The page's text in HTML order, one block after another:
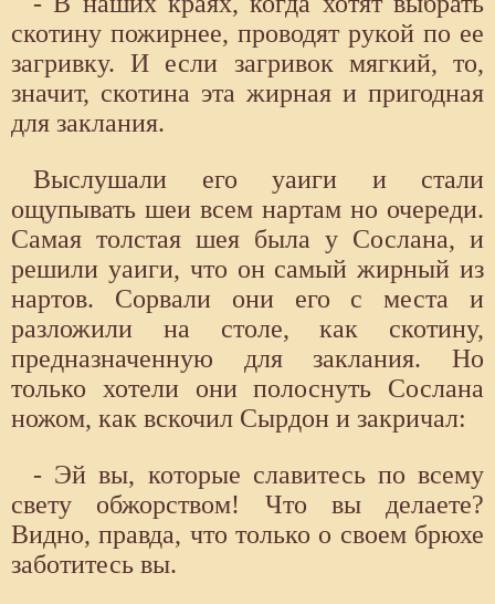
скотину пожирнее, проводят рукой по ее
загривку. И если загривок мягкий, то,
значит, скотина эта жирная и пригодная
для заклания.
Выслушали его уаиги и стали
ощупывать шеи всем нартам но очереди.
Самая толстая шея была у Сослана, и
решили уаиги, что он самый жирный из
нартов. Сорвали они его с места и
разложили на столе, как скотину,
предназначенную для заклания. Но
только хотели они полоснуть Сослана
ножом, как вскочил Сырдон и закричал:
- Эй вы, которые славитесь по всему
свету обжорством! Что вы делаете?
Видно, правда, что только о своем брюхе
заботитесь вы.